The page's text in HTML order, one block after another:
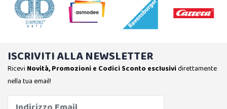
ISCRIVITI ALLA NEWSLETTER
Ricevi Novità, Promozioni e Codici Sconto esclusividirettamente
nella tua email!